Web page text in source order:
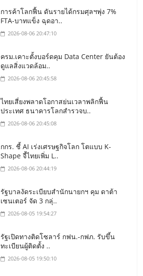
การค้าโลกฟื้น ดันรายได้กรมศุลฯพุ่ง 7%
FTA-บาทแข็ง ฉุดอา..
2026-08-06 20:47:10
ครม.เคาะตั้งบอร์ดคุม Data Center ยันต้อง
ดูแลสิ่งแวดล้อม..
2026-08-06 20:45:58
ไทยเสี่ยงพลาดโอกาสย่นเวลาพลิกฟื้น
ประเทศ ธนาคารโลกสำรวจบ..
2026-08-06 20:45:08
กกร. ชี้ AI เร่งเศรษฐกิจโลก โตแบบ K-
Shape จี้ไทยเพิ่ม L..
2026-08-06 20:44:19
รัฐบาลงัดระเบียบสำนักนายกฯ คุม ดาต้า
เซนเตอร์ จัด 3 กลุ่..
2026-08-05 19:54:27
รัฐเปิดทางติดโซลาร์ กฟน.-กฟภ. รับขึ้น
ทะเบียนผู้ติดตั้ง ..
2026-08-05 19:50:10